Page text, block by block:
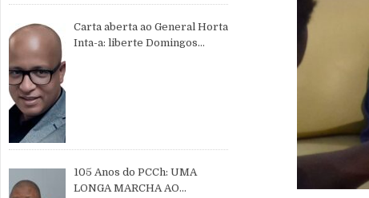
Carta aberta ao General Horta
Inta-a: liberte Domingos
105 Anos do PCCh: UMA
LONGA MARCHA AO